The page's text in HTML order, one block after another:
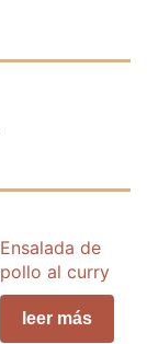
Ensalada de
pollo al curry
leer más